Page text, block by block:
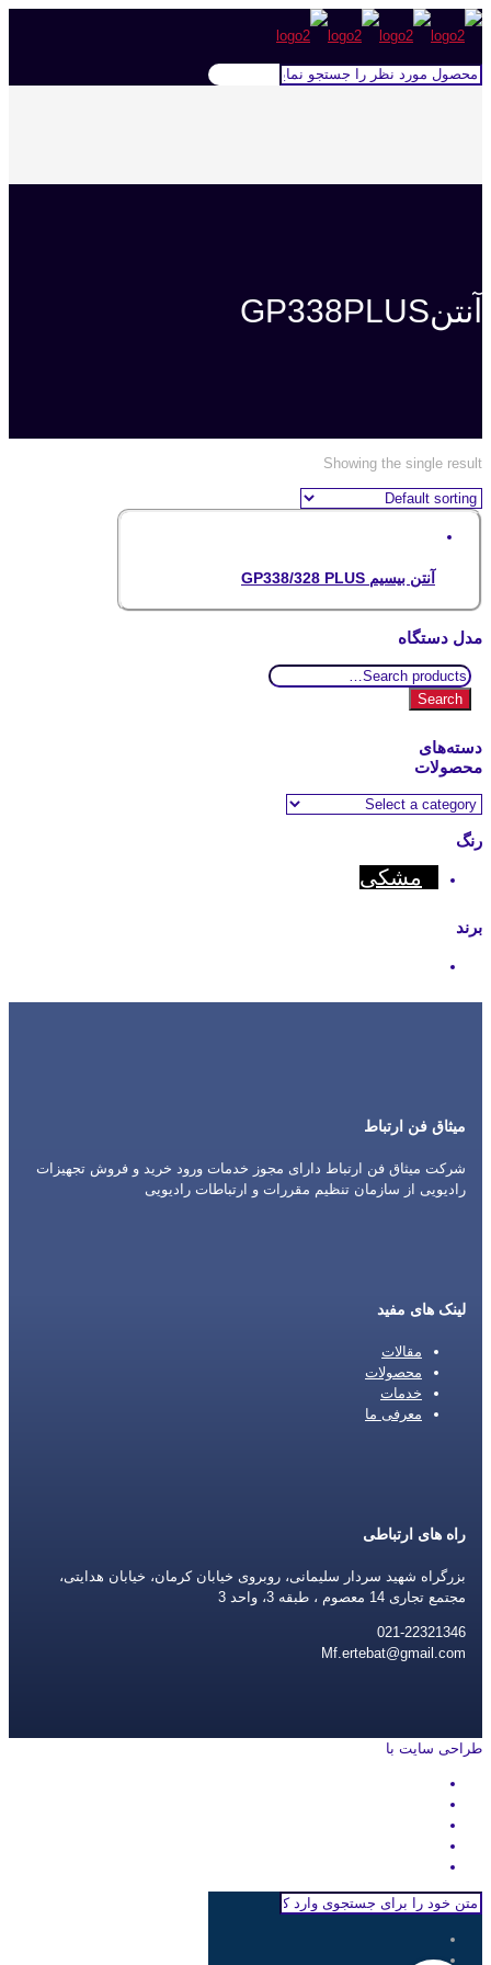
آنتنGP338PLUS
Showing the single result
آنتن بیسیم GP338/328 PLUS
مدل دستگاه
Search
for:
Search
دسته‌های
محصولات
رنگ
مشکی
برند
میثاق فن ارتباط
شرکت میثاق فن ارتباط دارای مجوز خدمات ورود خرید و فروش تجهیزات
رادیویی از سازمان تنظیم مقررات و ارتباطات رادیویی
لینک های مفید
مقالات
محصولات
خدمات
معرفی ما
راه های ارتباطی
بزرگراه شهید سردار سلیمانی، روبروی خیابان کرمان، خیابان هدایتی،
مجتمع تجاری 14 معصوم ، طبقه 3، واحد 3
021-22321346
Mf.ertebat@gmail.com
طراحی سایت با